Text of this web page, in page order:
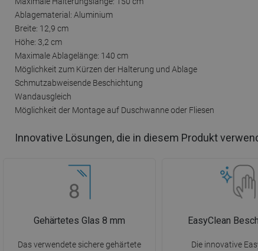
Ablagematerial: Aluminium
Breite: 12,9 cm
Höhe: 3,2 cm
Maximale Ablagelänge: 140 cm
Möglichkeit zum Kürzen der Halterung und Ablage
Schmutzabweisende Beschichtung
Wandausgleich
Möglichkeit der Montage auf Duschwanne oder Fliesen
Innovative Lösungen, die in diesem Produkt
Gehärtetes Glas 8 mm
Das verwendete sichere gehärtete
EasyClean
Die innovative